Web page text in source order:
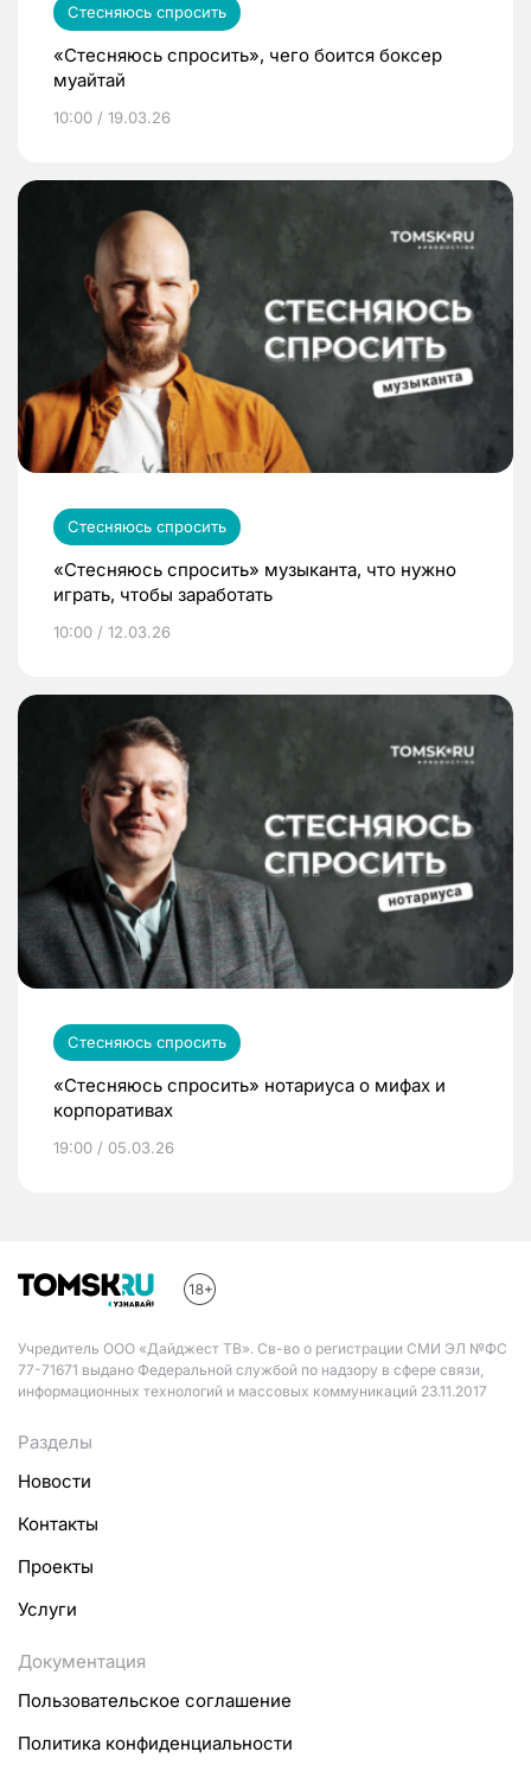
Стесняюсь спросить
«Стесняюсь спросить», чего боится боксер
муайтай
10:00 / 19.03.26
Стесняюсь спросить
«Стесняюсь спросить» музыканта, что нужно
играть, чтобы заработать
10:00 / 12.03.26
Стесняюсь спросить
«Стесняюсь спросить» нотариуса о мифах и
корпоративах
19:00 / 05.03.26
Учредитель ООО «Дайджест ТВ». Св-во о регистрации СМИ ЭЛ №ФС
77-71671 выдано Федеральной службой по надзору в сфере связи,
информационных технологий и массовых коммуникаций 23.11.2017
Разделы
Новости
Контакты
Проекты
Услуги
Документация
Пользовательское соглашение
Политика конфиденциальности